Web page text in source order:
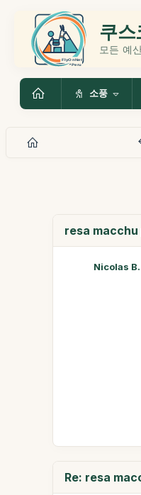
쿠스
모든 예
소풍
resa
Nicolas B.
Re: resa